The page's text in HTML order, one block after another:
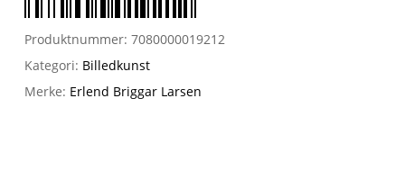
Produktnummer: 7080000019212
Kategori: Billedkunst
Merke: Erlend Briggar Larsen